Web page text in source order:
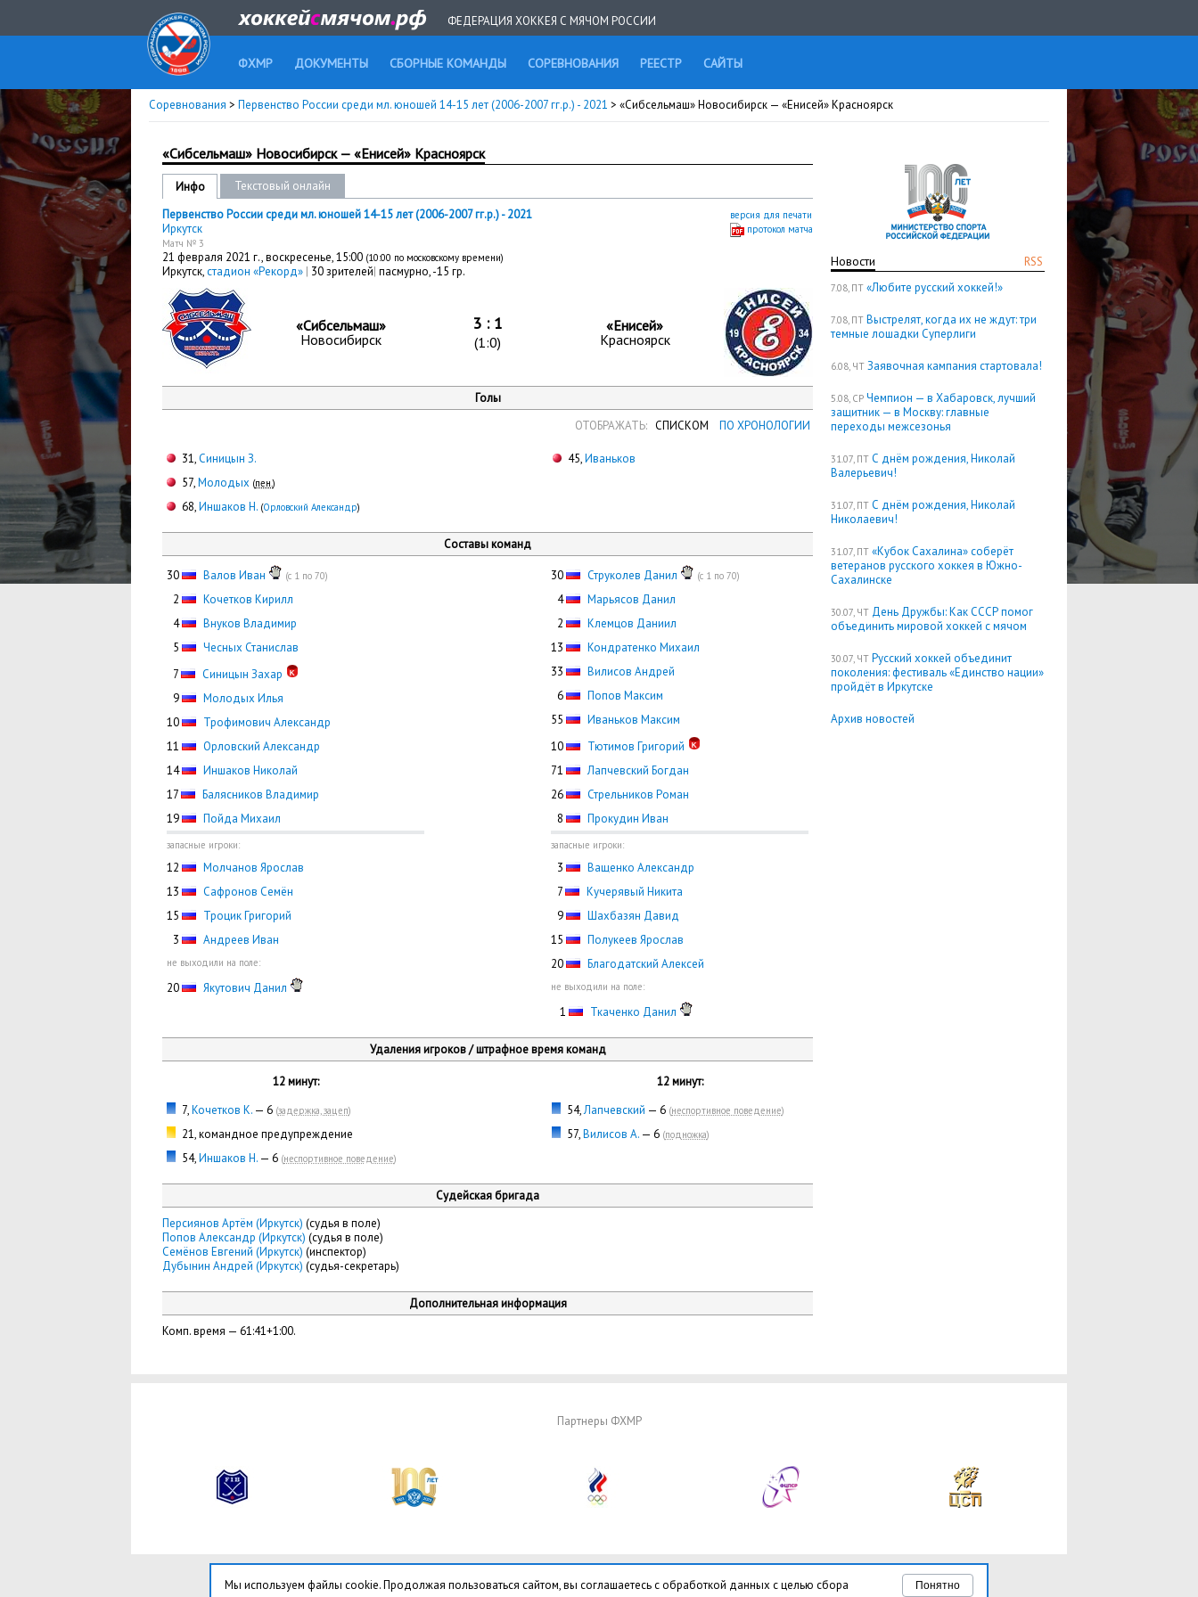
ФЕДЕРАЦИЯ ХОККЕЯ С МЯЧОМ РОССИИ
ФХМР ДОКУМЕНТЫ СБОРНЫЕ КОМАНДЫ СОРЕВНОВАНИЯ РЕЕСТР САЙТЫ
Соревнования > Первенство России среди мл. юношей 14-15 лет (2006-2007 гг.р.) - 2021 > «Сибсельмаш» Новосибирск — «Енисей» Красноярск
RSS
Новости
7.08, ПТ «Любите русский хоккей!»
7.08, ПТ Выстрелят, когда их не ждут: три
темные лошадки Суперлиги
6.08, ЧТ Заявочная кампания стартовала!
5.08, СР Чемпион — в Хабаровск, лучший
защитник — в Москву: главные
переходы межсезонья
31.07, ПТ С днём рождения, Николай
Валерьевич!
31.07, ПТ С днём рождения, Николай
Николаевич!
31.07, ПТ «Кубок Сахалина» соберёт
ветеранов русского хоккея в Южно-
Сахалинске
30.07, ЧТ День Дружбы: Как СССР помог
объединить мировой хоккей с мячом
30.07, ЧТ Русский хоккей объединит
поколения: фестиваль «Единство нации»
пройдёт в Иркутске
Архив новостей
«Сибсельмаш» Новосибирск — «Енисей» Красноярск
Инфо Текстовый онлайн
версия для печати
протокол матча
Первенство России среди мл. юношей 14-15 лет (2006-2007 гг.р.) - 2021
Иркутск
Матч № 3
21 февраля 2021 г.,воскресенье, 15:00 (10:00 по московскому времени)
Иркутск,стадион «Рекорд» | 30 зрителей| пасмурно, -15 гр.
«Сибсельмаш»
Новосибирск
3 : 1
(1:0)
«Енисей»
Красноярск
Голы
ОТОБРАЖАТЬ: СПИСКОМ ПО ХРОНОЛОГИИ
31,Синицын З.
57,Молодых (пен.)
68,Иншаков Н. (Орловский Александр)
45,Иваньков
Составы команд
30 Валов Иван (с 1 по 70)
2
Кочетков Кирилл
4
Внуков Владимир
5
Чесных Станислав
7
Синицын Захар
9
Молодых Илья
10
Трофимович Александр
11
Орловский Александр
14
Иншаков Николай
17
Балясников Владимир
19
Пойда Михаил
запасные игроки:
12
Молчанов Ярослав
13
Сафронов Семён
15
Троцик Григорий
3 Андреев Иван
не выходили на поле:
20 Якутович Данил
30 Струколев Данил (с 1 по 70)
4
Марьясов Данил
2
Клемцов Даниил
13
Кондратенко Михаил
33
Вилисов Андрей
6
Попов Максим
55
Иваньков Максим
10
Тютимов Григорий
71
Лапчевский Богдан
26
Стрельников Роман
8 Прокудин Иван
запасные игроки:
3
Ващенко Александр
7
Кучерявый Никита
9
Шахбазян Давид
15
Полукеев Ярослав
20
Благодатский Алексей
не выходили на поле:
1 Ткаченко Данил
Удаления игроков / штрафное время команд
12 минут:
7,Кочетков К. — 6 (задержка, зацеп)
21, командное предупреждение
54,Иншаков Н. — 6 (неспортивное поведение)
12 минут:
54,Лапчевский — 6 (неспортивное поведение)
57,Вилисов А. — 6 (подножка)
Судейская бригада
Персиянов Артём (Иркутск) (судья в поле)
Попов Александр (Иркутск) (судья в поле)
Семёнов Евгений (Иркутск) (инспектор)
Дубынин Андрей (Иркутск) (судья-секретарь)
Дополнительная информация
Комп. время — 61:41+1:00.
Партнеры ФХМР
Понятно
Мы используем файлы cookie. Продолжая пользоваться сайтом, вы соглашаетесь с обработкой данных с целью сбора